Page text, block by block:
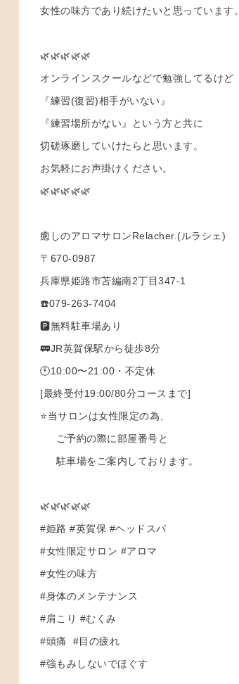
女性の味方であり続けたいと思っています。
🌿🌿🌿🌿🌿
オンラインスクールなどで勉強してるけど
『練習(復習)相手がいない』
『練習場所がない』という方と共に
切磋琢磨していけたらと思います。
お気軽にお声掛けください。
🌿🌿🌿🌿🌿
癒しのアロマサロンRelacher.(ルラシェ)
〒670-0987
兵庫県姫路市苫編南2丁目347-1
☎️079-263-7404
🅿️無料駐車場あり
🚃JR英賀保駅から徒歩8分
🕙10:00〜21:00・不定休
[最終受付19:00/80分コースまで]
⭐️当サロンは女性限定の為、
ご予約の際に部屋番号と
駐車場をご案内しております。
🌿🌿🌿🌿🌿
#姫路 #英賀保 #ヘッドスパ
#女性限定サロン #アロマ
#女性の味方
#身体のメンテナンス
#肩こり #むくみ
#頭痛 #目の疲れ
#強もみしないでほぐす